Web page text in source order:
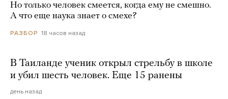
Но только человек смеется, когда ему не смешно.
А что еще наука знает о смехе?
РАЗБОР 18 часов назад
В Таиланде ученик открыл стрельбу в школе
и убил шесть человек. Еще 15 ранены
день назад